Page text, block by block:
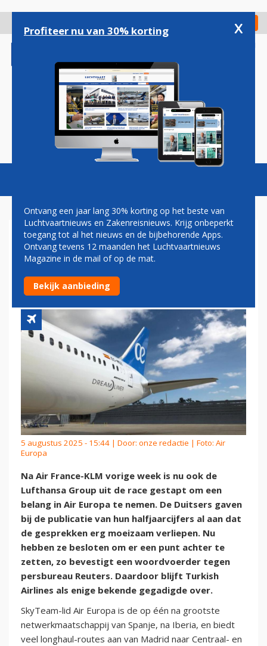
gaan
Check in
Magazine Podcasts Vacatures
OOK LUFTHANSA NIET
LANGER GEÏNTERESSEERD IN
AIR EUROPA
5 augustus 2025 - 15:44 | Door: onze redactie | Foto: Air
Europa
Na Air France-KLM vorige week is nu ook de
Lufthansa Group uit de race gestapt om een
belang in Air Europa te nemen. De Duitsers gaven
bij de publicatie van hun halfjaarcijfers al aan dat
de gesprekken erg moeizaam verliepen. Nu
hebben ze besloten om er een punt achter te
zetten, zo bevestigt een woordvoerder tegen
persbureau Reuters. Daardoor blijft Turkish
Airlines als enige bekende gegadigde over.
SkyTeam-lid Air Europa is de op één na grootste
netwerkmaatschappij van Spanje, na Iberia, en biedt
veel longhaul-routes aan van Madrid naar Centraal- en
Profiteer nu van 30% korting x
Ontvang een jaar lang 30% korting op het beste van
Luchtvaartnieuws en Zakenreisnieuws. Krijg onbeperkt
toegang tot al het nieuws en de bijbehorende Apps.
Ontvang tevens 12 maanden het Luchtvaartnieuws
Magazine in de mail of op de mat.
Bekijk aanbieding